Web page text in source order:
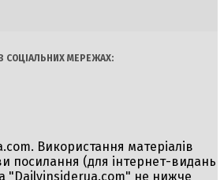
СОЦІАЛЬНИХ МЕРЕЖАХ:
Використання матеріалів
посилання (для інтернет-видань
"Dailyinsiderua.com" не нижче